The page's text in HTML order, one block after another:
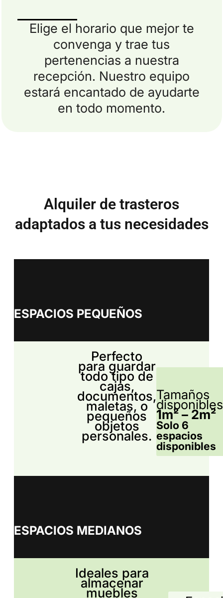
Elige el horario que mejor te
convenga y trae tus
pertenencias a nuestra
recepción. Nuestro equipo
estará encantado de ayudarte
en todo momento.
Alquiler de trasteros
adaptados a tus necesidades
ESPACIOS PEQUEÑOS
Perfecto
para guardar
todo tipo de
cajas,
documentos,
maletas, o
pequeños
objetos
personales.
Tamaños
1m² – 2m²
Solo 6
espacios
disponibles
ESPACIOS MEDIANOS
Ideales para
almacenar
muebles